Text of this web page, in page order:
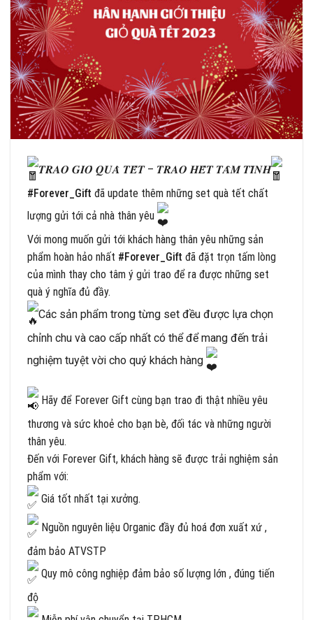
𝑻𝑹𝑨𝑶 𝑮𝑰𝑶̉ 𝑸𝑼𝑨̀ 𝑻𝑬̂́𝑻 – 𝑻𝑹𝑨𝑶 𝑯𝑬̂́𝑻 𝑻𝑨̂𝑴 𝑻𝑰̀𝑵𝑯
#Forever_Gift đã update thêm những set quà tết chất
lượng gửi tới cả nhà thân yêu
Với mong muốn gửi tới khách hàng thân yêu những sản
phẩm hoàn hảo nhất #Forever_Gift đã đặt trọn tấm lòng
của mình thay cho tâm ý gửi trao để ra được những set
quà ý nghĩa đủ đầy.
Các sản phẩm trong từng set đều được lựa chọn
chỉnh chu và cao cấp nhất có thể để mang đến trải
nghiệm tuyệt vời cho quý khách hàng
Hãy để Forever Gift cùng bạn trao đi thật nhiều yêu
thương và sức khoẻ cho bạn bè, đối tác và những người
thân yêu.
Đến với Forever Gift, khách hàng sẽ được trải nghiệm sản
phẩm với:
Giá tốt nhất tại xưởng.
Nguồn nguyên liệu Organic đầy đủ hoá đơn xuất xứ ,
đảm bảo ATVSTP
Quy mô công nghiệp đảm bảo số lượng lớn , đúng tiến
độ